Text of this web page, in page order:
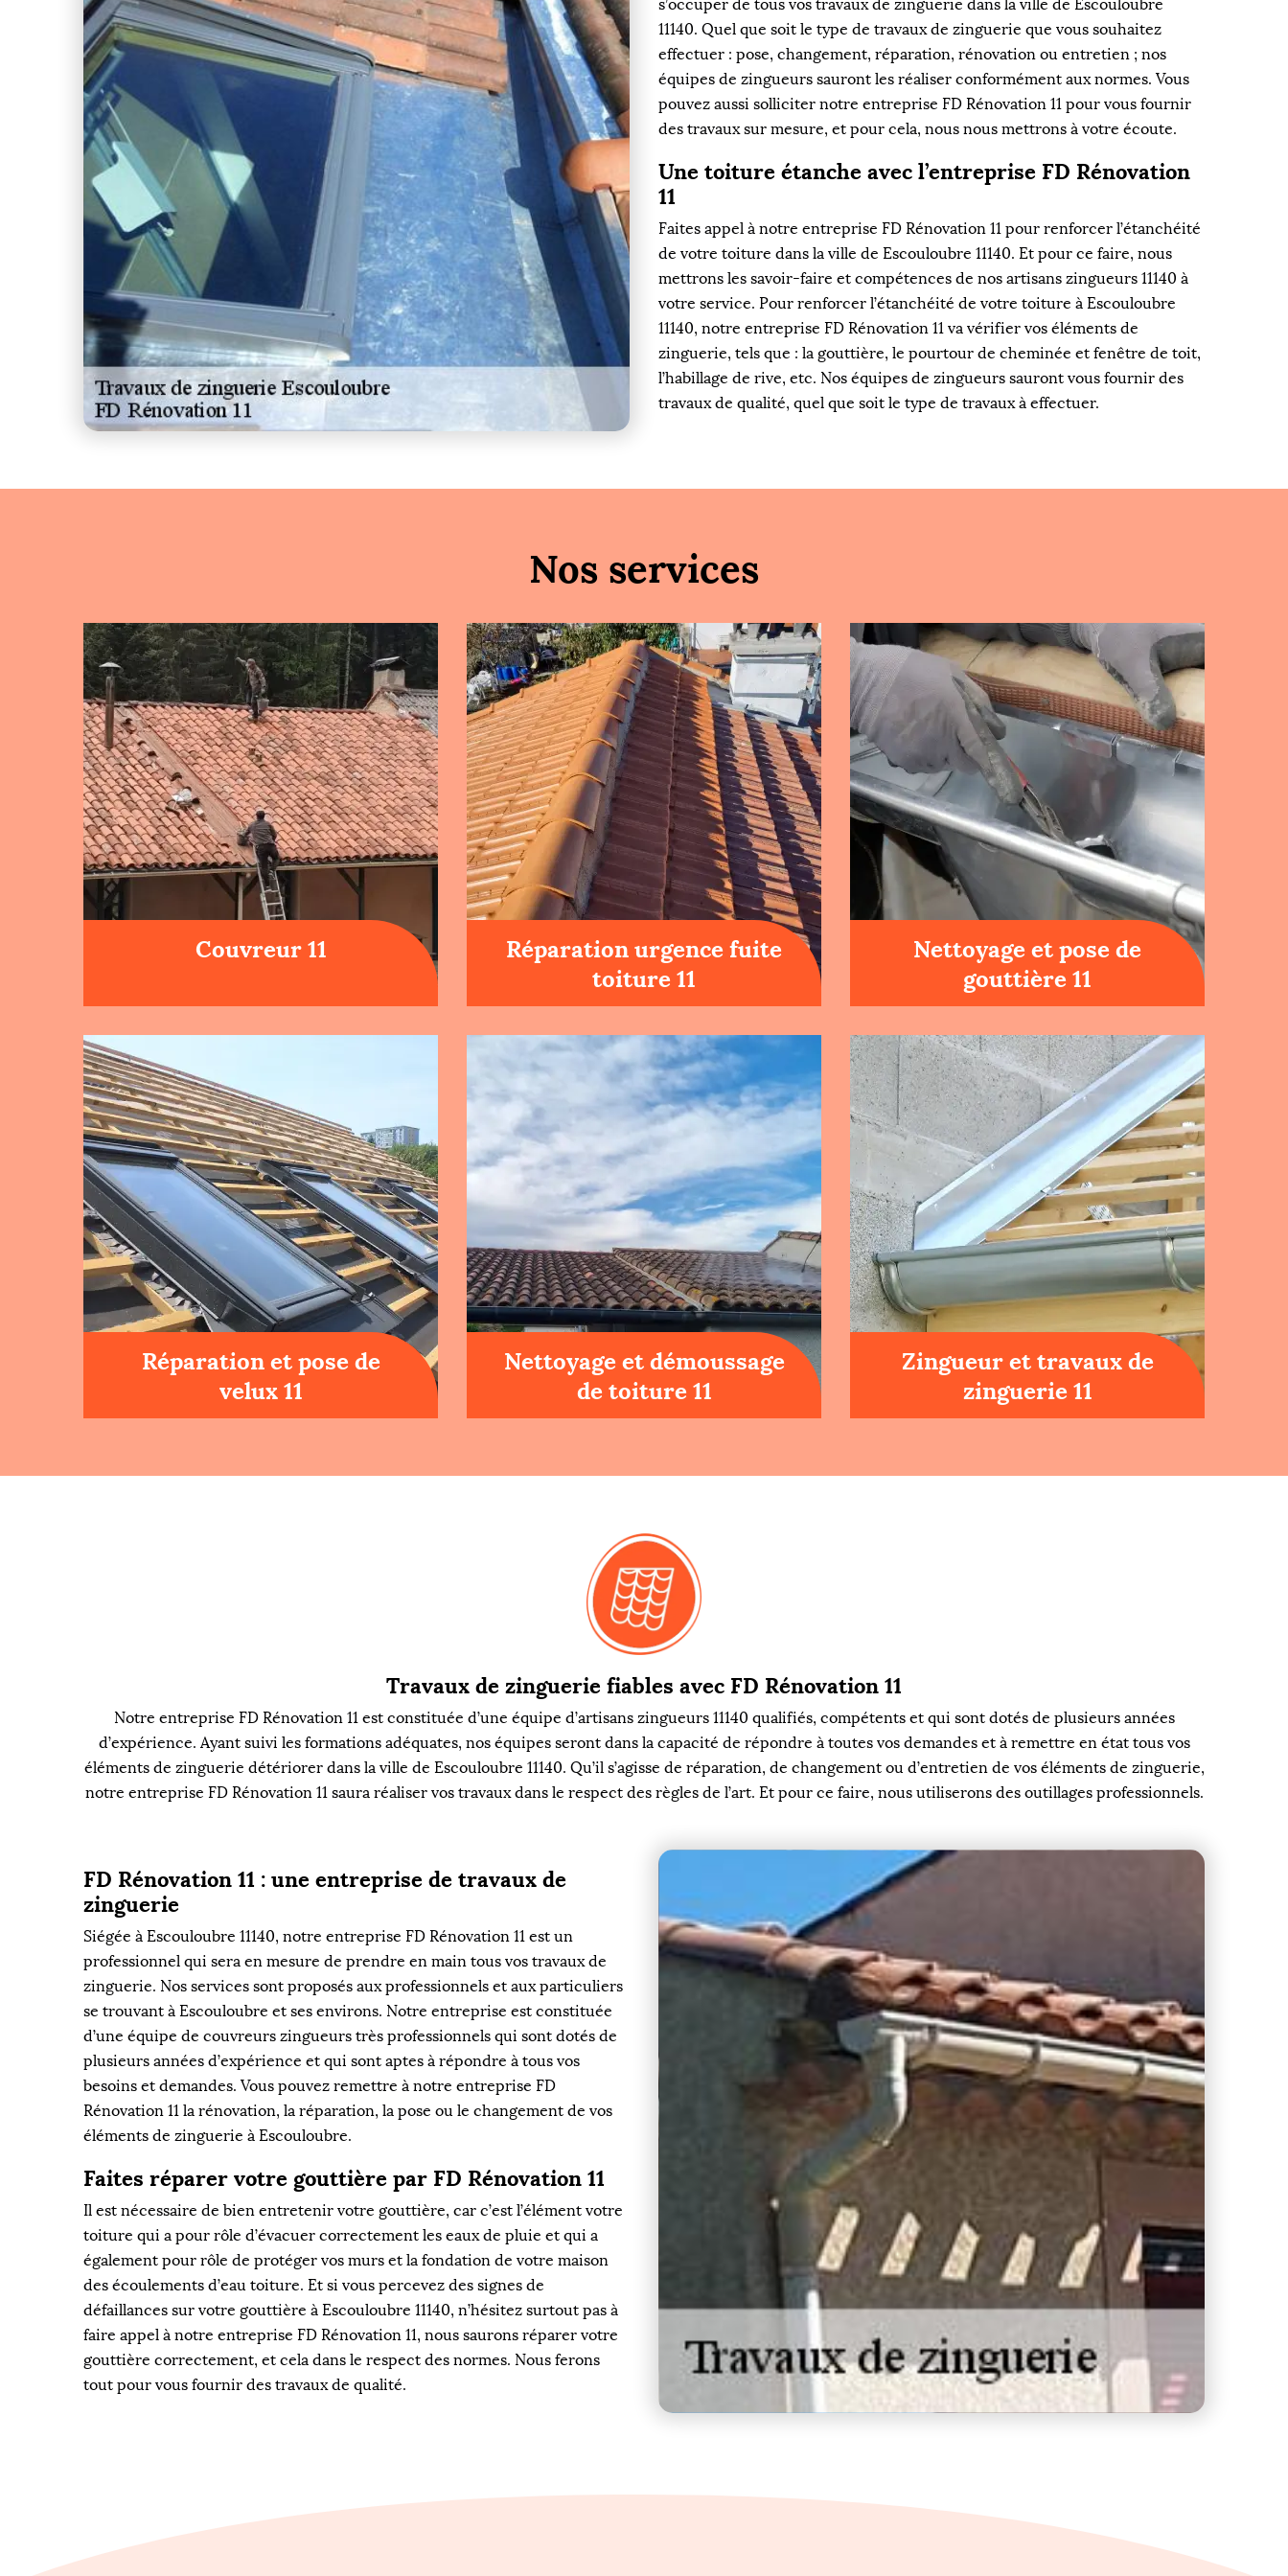
s’occuper de tous vos travaux de zinguerie dans la ville de Escouloubre
11140. Quel que soit le type de travaux de zinguerie que vous souhaitez
effectuer : pose, changement, réparation, rénovation ou entretien ; nos
équipes de zingueurs sauront les réaliser conformément aux normes. Vous
pouvez aussi solliciter notre entreprise FD Rénovation 11 pour vous fournir
des travaux sur mesure, et pour cela, nous nous mettrons à votre écoute.
Une toiture étanche avec l’entreprise FD Rénovation
11
Faites appel à notre entreprise FD Rénovation 11 pour renforcer l’étanchéité
de votre toiture dans la ville de Escouloubre 11140. Et pour ce faire, nous
mettrons les savoir-faire et compétences de nos artisans zingueurs 11140 à
votre service. Pour renforcer l’étanchéité de votre toiture à Escouloubre
11140, notre entreprise FD Rénovation 11 va vérifier vos éléments de
zinguerie, tels que : la gouttière, le pourtour de cheminée et fenêtre de toit,
l’habillage de rive, etc. Nos équipes de zingueurs sauront vous fournir des
travaux de qualité, quel que soit le type de travaux à effectuer.
Nos services
Couvreur 11
Réparation urgence fuite
toiture 11
Nettoyage et pose de
gouttière 11
Réparation et pose de
velux 11
Nettoyage et démoussage
de toiture 11
Zingueur et travaux de
zinguerie 11
Travaux de zinguerie fiables avec FD Rénovation 11
Notre entreprise FD Rénovation 11 est constituée d’une équipe d’artisans zingueurs 11140 qualifiés, compétents et qui sont dotés de plusieurs années
d’expérience. Ayant suivi les formations adéquates, nos équipes seront dans la capacité de répondre à toutes vos demandes et à remettre en état tous vos
éléments de zinguerie détériorer dans la ville de Escouloubre 11140. Qu’il s’agisse de réparation, de changement ou d’entretien de vos éléments de zinguerie,
notre entreprise FD Rénovation 11 saura réaliser vos travaux dans le respect des règles de l’art. Et pour ce faire, nous utiliserons des outillages professionnels.
FD Rénovation 11 : une entreprise de travaux de
zinguerie
Siégée à Escouloubre 11140, notre entreprise FD Rénovation 11 est un
professionnel qui sera en mesure de prendre en main tous vos travaux de
zinguerie. Nos services sont proposés aux professionnels et aux particuliers
se trouvant à Escouloubre et ses environs. Notre entreprise est constituée
d’une équipe de couvreurs zingueurs très professionnels qui sont dotés de
plusieurs années d’expérience et qui sont aptes à répondre à tous vos
besoins et demandes. Vous pouvez remettre à notre entreprise FD
Rénovation 11 la rénovation, la réparation, la pose ou le changement de vos
éléments de zinguerie à Escouloubre.
Faites réparer votre gouttière par FD Rénovation 11
Il est nécessaire de bien entretenir votre gouttière, car c’est l’élément votre
toiture qui a pour rôle d’évacuer correctement les eaux de pluie et qui a
également pour rôle de protéger vos murs et la fondation de votre maison
des écoulements d’eau toiture. Et si vous percevez des signes de
défaillances sur votre gouttière à Escouloubre 11140, n’hésitez surtout pas à
faire appel à notre entreprise FD Rénovation 11, nous saurons réparer votre
gouttière correctement, et cela dans le respect des normes. Nous ferons
tout pour vous fournir des travaux de qualité.